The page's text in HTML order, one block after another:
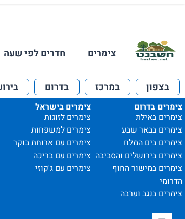
צימרים חדרים לפי שעה
בצפון במרכז בדרום
צימרים בדרום
צימרים באילת
צימרים בבאר שבע
צימרים בים המלח
צימרים בירושלים והסביבה
צימרים במישור החוף
הדרומי
צימרים בנגב וערבה
צימרים בישראל
צימרים לזוגות
צימרים למשפחות
צימרים עם ארוחת בוקר
צימרים עם בריכה
צימרים עם ג'קוזי